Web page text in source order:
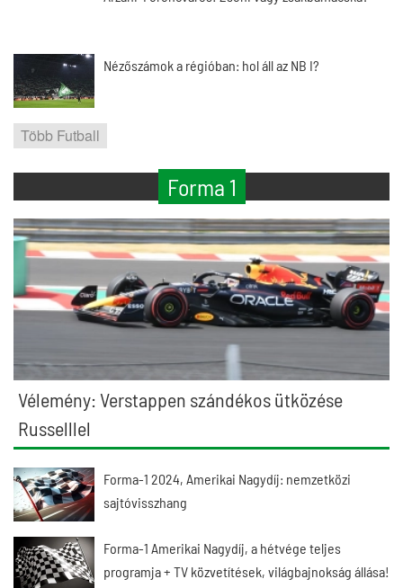
Nézőszámok a régióban: hol áll az NB I?
Több Futball
Forma 1
Vélemény: Verstappen szándékos ütközése
Russelllel
Forma-1 2024, Amerikai Nagydíj: nemzetközi
sajtóvisszhang
Forma-1 Amerikai Nagydíj, a hétvége teljes
programja + TV közvetítések, világbajnokság állása!